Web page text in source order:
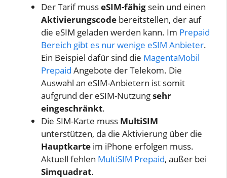
Der Tarif musseSIM-fähig sein und einen
Aktivierungscode bereitstellen, der auf
die eSIM geladen werden kann. Im Prepaid
Bereich gibt es nur wenige eSIM Anbieter.
Ein Beispiel dafür sind die MagentaMobil
Prepaid Angebote der Telekom. Die
Auswahl an eSIM-Anbietern ist somit
aufgrund der eSIM-Nutzungsehr
eingeschränkt.
Die SIM-Karte muss MultiSIM
unterstützen, da die Aktivierung über die
Hauptkarte im iPhone erfolgen muss.
Aktuell fehlen MultiSIM Prepaid, außer bei
Simquadrat.